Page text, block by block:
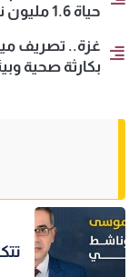
حياة 1.6 مليون نازح
غزة.. تصريف
بكارثة صحية